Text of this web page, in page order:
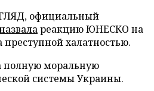
официальный
реакцию ЮНЕСКО на
преступной халатностью.
полную моральную
системы Украины.